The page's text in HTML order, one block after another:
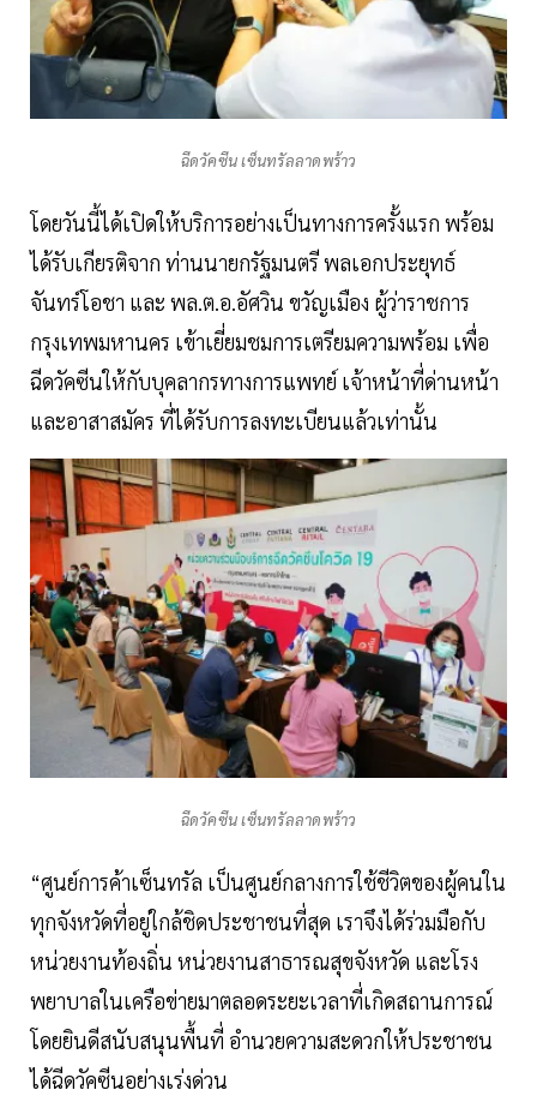
ฉีดวัคซีน เซ็นทรัลลาดพร้าว
โดยวันนี้ได้เปิดให้บริการอย่างเป็นทางการครั้งแรก พร้อม
ได้รับเกียรติจาก ท่านนายกรัฐมนตรี พลเอกประยุทธ์
จันทร์โอชา และ พล.ต.อ.อัศวิน ขวัญเมือง ผู้ว่าราชการ
กรุงเทพมหานคร เข้าเยี่ยมชมการเตรียมความพร้อม เพื่อ
ฉีดวัคซีนให้กับบุคลากรทางการแพทย์ เจ้าหน้าที่ด่านหน้า
และอาสาสมัคร ที่ได้รับการลงทะเบียนแล้วเท่านั้น
ฉีดวัคซีน เซ็นทรัลลาดพร้าว
“ศูนย์การค้าเซ็นทรัล เป็นศูนย์กลางการใช้ชีวิตของผู้คนใน
ทุกจังหวัดที่อยู่ใกล้ชิดประชาชนที่สุด เราจึงได้ร่วมมือกับ
หน่วยงานท้องถิ่น หน่วยงานสาธารณสุขจังหวัด และโรง
พยาบาลในเครือข่ายมาตลอดระยะเวลาที่เกิดสถานการณ์
โดยยินดีสนับสนุนพื้นที่ อำนวยความสะดวกให้ประชาชน
ได้ฉีดวัคซีนอย่างเร่งด่วน